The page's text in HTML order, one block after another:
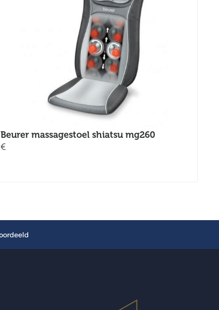
Beurer massagestoel shiatsu mg260
€